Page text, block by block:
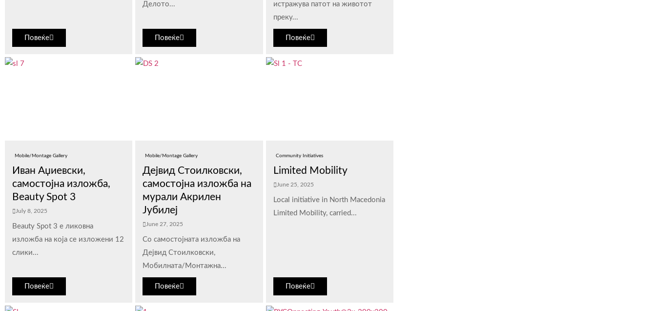
Повеќе
Делото...
Повеќе
истражува патот на животот
преку...
Повеќе
Mobile/Montage Gallery
Иван Аџиевски,
самостојна изложба,
Beauty Spot 3
July 8, 2025
Beauty Spot 3 е ликовна
изложба на која се изложени 12
слики...
Повеќе
Mobile/Montage Gallery
Дејвид Стоилковски,
самостојна изложба на
мурали Акрилен
Јубилеј
June 27, 2025
Со самостојната изложба на
Дејвид Стоилковски,
Мобилната/Монтажна...
Повеќе
Community Initiatives
Limited Mobility
June 25, 2025
Local initiative in North Macedonia
Limited Mobility, carried...
Повеќе